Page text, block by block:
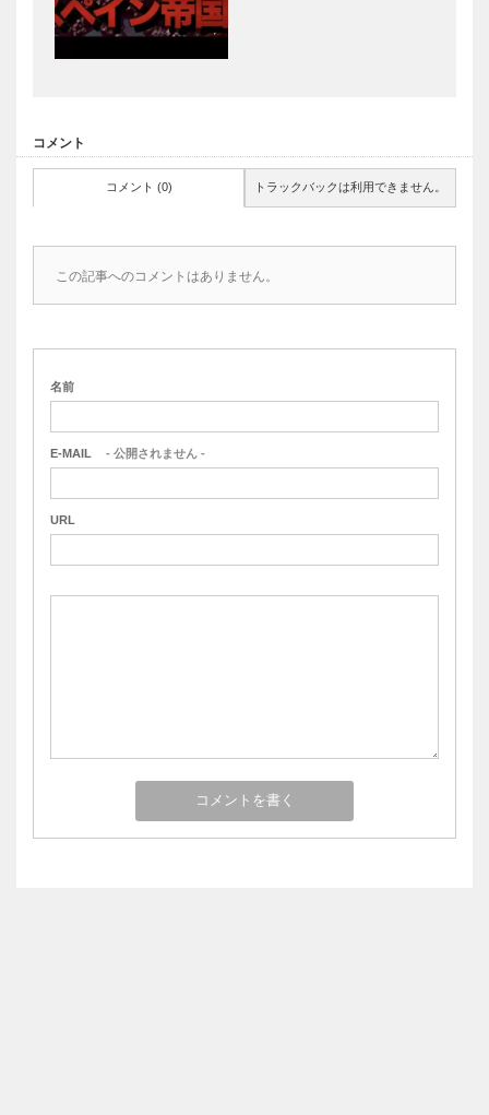
コメント
コメント (0) トラックバックは利用できません。
この記事へのコメントはありません。
名前
E-MAIL - 公開されません -
URL